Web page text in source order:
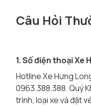
Câu Hỏi
1. Số điện thoại Xe
Hotline Xe Hưng
0963.388.388. Quý
trình, loại xe và đặt